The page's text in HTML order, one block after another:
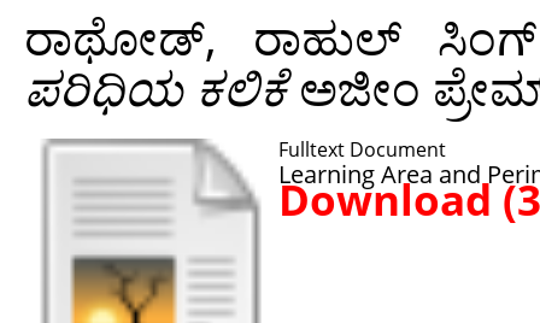
ರಾಥೋಡ್, ರಾಹುಲ್ ಸಿಂಗ್
ಪರಿಧಿಯ ಕಲಿಕೆಅಜೀಂ
Fulltext Document
Learning Area and
Download